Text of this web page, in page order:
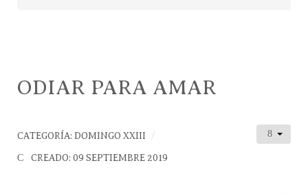
ODIAR PARA AMAR
CATEGORÍA: DOMINGO XXIII
CREADO: 09 SEPTIEMBRE 2019